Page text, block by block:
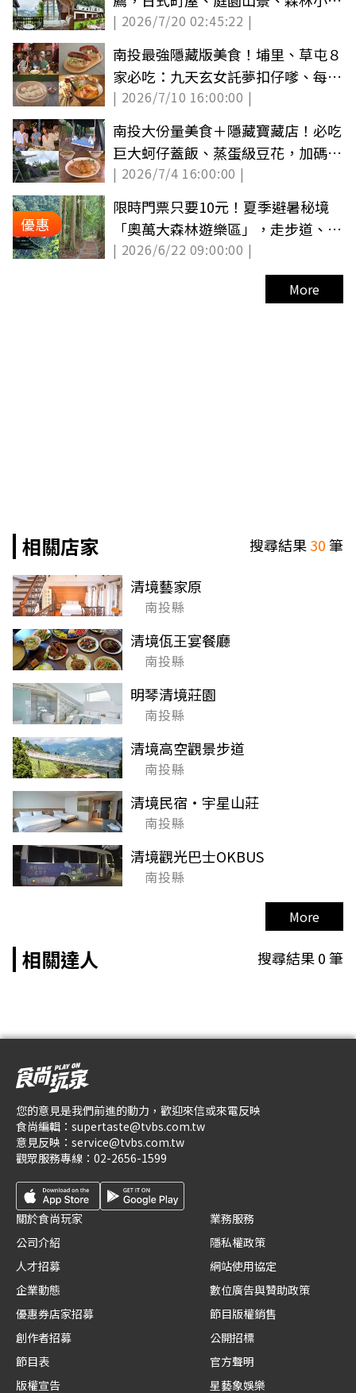
屋
| 2026/7/20 02:45:22 |
南投最強隱藏版美食！埔里、草屯８
家必吃：九天玄女託夢扣仔嗲、每天
限量小籠包
| 2026/7/10 16:00:00 |
南投大份量美食＋隱藏寶藏店！必吃
巨大蚵仔蓋飯、蒸蛋級豆花，加碼一
日遊景點推薦
| 2026/7/4 16:00:00 |
優惠
限時門票只要10元！夏季避暑秘境
「奧萬大森林遊樂區」，走步道、看
吊橋美景
| 2026/6/22 09:00:00 |
More
相關店家 搜尋結果30筆
清境藝家原
南投縣
清境佤王宴餐廳
南投縣
明琴清境莊園
南投縣
清境高空觀景步道
南投縣
清境民宿‧宇星山莊
南投縣
清境觀光巴士OKBUS
南投縣
More
相關達人 搜尋結果0筆
您的意見是我們前進的動力，歡迎來信或來電反映
食尚編輯： supertaste@tvbs.com.tw
意見反映： service@tvbs.com.tw
觀眾服務專線： 02-2656-1599
關於食尚玩家
公司介紹
人才招募
企業動態
優惠券店家招募
創作者招募
節目表
版權宣告
業務服務
隱私權政策
網站使用協定
數位廣告與贊助政策
節目版權銷售
公開招標
官方聲明
星藝象娛樂